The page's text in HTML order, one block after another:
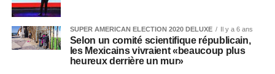
SUPER AMERICAN ELECTION 2020 DELUXE Il y a 6 ans
Selon un comité scientifique républicain,
les Mexicains vivraient «beaucoup plus
heureux derrière un mur»